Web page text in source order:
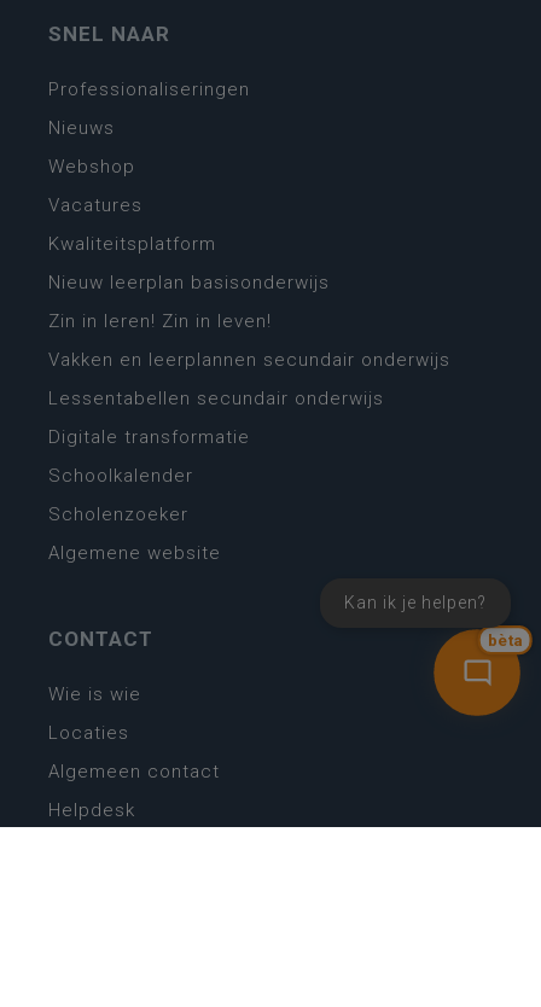
bèta
Kan ik je helpen?
SNEL NAAR
Professionaliseringen
Nieuws
Webshop
Vacatures
Kwaliteitsplatform
Nieuw leerplan basisonderwijs
Zin in leren! Zin in leven!
Vakken en leerplannen secundair onderwijs
Lessentabellen secundair onderwijs
Digitale transformatie
Schoolkalender
Scholenzoeker
Algemene website
CONTACT
Wie is wie
Locaties
Algemeen contact
Helpdesk